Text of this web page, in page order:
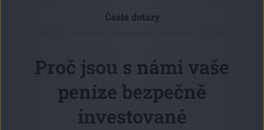
Časté dotazy
Proč jsou s námi vaše
peníze bezpečně
investované